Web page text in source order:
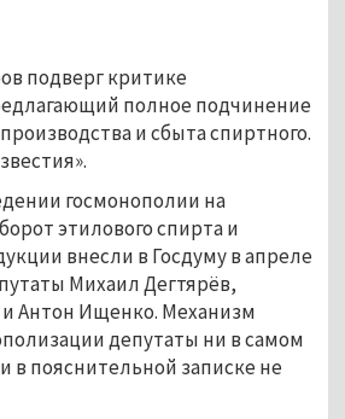
подверг критике
полное подчинение
и сбыта спиртного.
госмонополии на
этилового спирта и
внесли в Госдуму в апреле
Михаил Дегтярёв,
Антон Ищенко. Механизм
депутаты ни в самом
в пояснительной записке не